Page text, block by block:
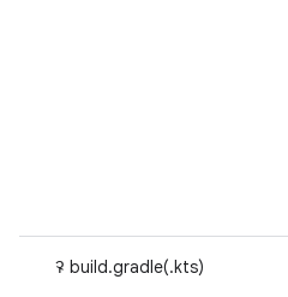
ꛭ build.gradle(.kts)